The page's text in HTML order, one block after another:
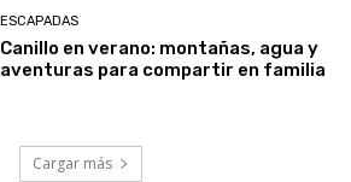
ESCAPADAS
Canillo en verano: montañas, agua y
aventuras para compartir en familia
Cargar más